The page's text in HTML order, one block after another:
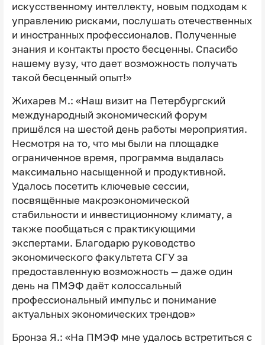
искусственному интеллекту, новым подходам к
управлению рисками, послушать отечественных
и иностранных профессионалов. Полученные
знания и контакты просто бесценны. Спасибо
нашему вузу, что дает возможность получать
такой бесценный опыт!»
Жихарев М.: «Наш визит на Петербургский
международный экономический форум
пришёлся на шестой день работы мероприятия.
Несмотря на то, что мы были на площадке
ограниченное время, программа выдалась
максимально насыщенной и продуктивной.
Удалось посетить ключевые сессии,
посвящённые макроэкономической
стабильности и инвестиционному климату, а
также пообщаться с практикующими
экспертами. Благодарю руководство
экономического факультета СГУ за
предоставленную возможность — даже один
день на ПМЭФ даёт колоссальный
профессиональный импульс и понимание
актуальных экономических трендов»
Бронза Я.: «На ПМЭФ мне удалось встретиться с